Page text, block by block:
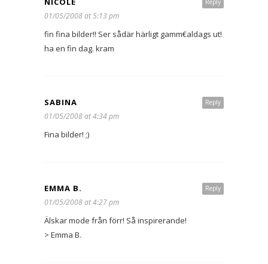
Reply
01/05/2008 at 5:13 pm
fin fina bilder!! Ser sådär härligt gamm€aldags ut!
ha en fin dag. kram
Reply
SABINA
01/05/2008 at 4:34 pm
Fina bilder! ;)
Reply
EMMA B.
01/05/2008 at 4:27 pm
Älskar mode från förr! Så inspirerande!
> Emma B.